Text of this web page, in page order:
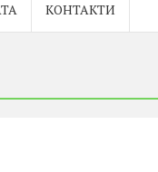
КОНТАКТИ